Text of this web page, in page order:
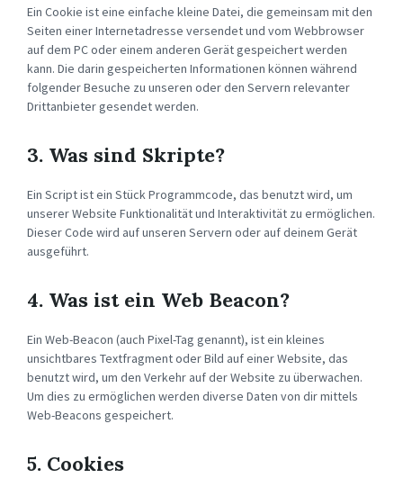
Ein Cookie ist eine einfache kleine Datei, die gemeinsam mit den
Seiten einer Internetadresse versendet und vom Webbrowser
auf dem PC oder einem anderen Gerät gespeichert werden
kann. Die darin gespeicherten Informationen können während
folgender Besuche zu unseren oder den Servern relevanter
Drittanbieter gesendet werden.
3. Was sind Skripte?
Ein Script ist ein Stück Programmcode, das benutzt wird, um
unserer Website Funktionalität und Interaktivität zu ermöglichen.
Dieser Code wird auf unseren Servern oder auf deinem Gerät
ausgeführt.
4. Was ist ein Web Beacon?
Ein Web-Beacon (auch Pixel-Tag genannt), ist ein kleines
unsichtbares Textfragment oder Bild auf einer Website, das
benutzt wird, um den Verkehr auf der Website zu überwachen.
Um dies zu ermöglichen werden diverse Daten von dir mittels
Web-Beacons gespeichert.
5. Cookies